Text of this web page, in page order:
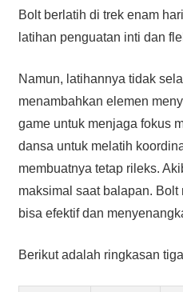
Bolt berlatih di trek enam
latihan penguatan inti dan
Namun, latihannya tidak
menambahkan elemen
game untuk menjaga fokus
dansa untuk melatih
membuatnya tetap rileks.
maksimal saat balapan.
bisa efektif dan
Berikut adalah ringkasan